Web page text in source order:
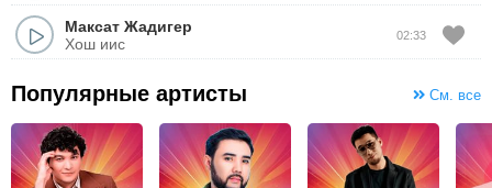
Максат Жадигер
Хош иис
02:33
Популярные артисты См. все